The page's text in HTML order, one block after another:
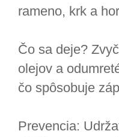
rameno, krk a
Čo sa deje?
olejov a
čo spôsobuje
Prevencia: